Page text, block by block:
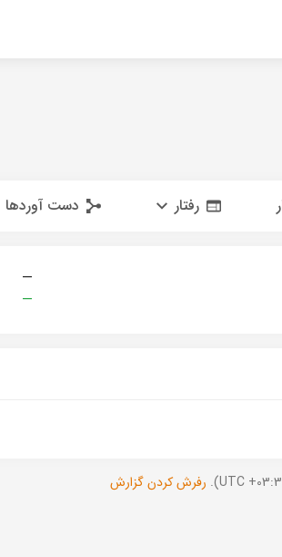
رفتار دست آوردها
—
—
رفرش کردن گزارش